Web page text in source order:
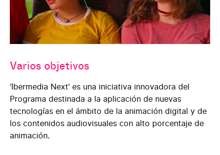
Varios objetivos
‘Ibermedia Next’ es una iniciativa innovadora del
Programa destinada a la aplicación de nuevas
tecnologías en el ámbito de la animación digital y de
los contenidos audiovisuales con alto porcentaje de
animación.